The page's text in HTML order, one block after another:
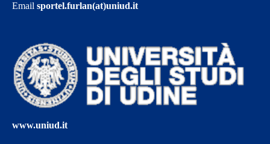
Emailsportel.furlan(at)uniud.it
www.uniud.it